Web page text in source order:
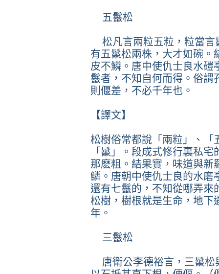
五鬣松
松凡言兩粒五粒，粒當言
有五鬣松兩株，大才如碗。
皮不鱗。唐中使仇士良水磑
鬣者，不知自何而得。俗謂
則偃差，不必千年也。
【譯文】
松樹俗常都說「兩粒」、「
「鬣」。段成式修行裏私
那麽粗。結果實，味道與新
鱗。唐朝中使仇士良的水磨
還有七鬣的，不知從哪弄來
松樹，樹根就是生命，地下
年。
三鬣松
唐衛公李德裕言，三鬣松